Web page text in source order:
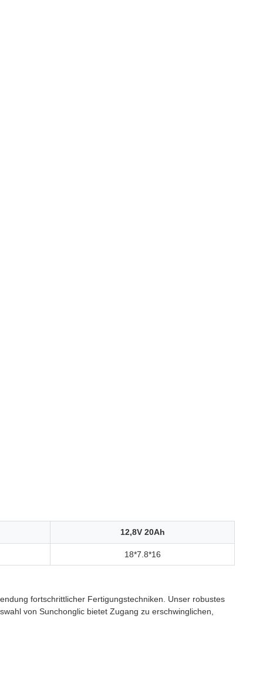
12,8V 20Ah
18*7.8*16
fortschrittlicher Fertigungstechniken. Unser robustes
von Sunchonglic bietet Zugang zu erschwinglichen,